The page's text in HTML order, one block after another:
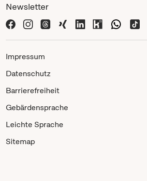
Newsletter
Impressum
Datenschutz
Barrierefreiheit
Gebärdensprache
Leichte Sprache
Sitemap